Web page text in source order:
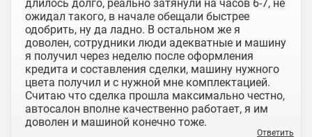
длилось долго, реально затянули на часов 6-7, не
ожидал такого, в начале обещали быстрее
одобрить, ну да ладно. В остальном же я
доволен, сотрудники люди адекватные и машину
я получил через неделю после оформления
кредита и составления сделки, машину нужного
цвета получил и с нужной мне комплектацией.
Считаю что сделка прошла максимально честно,
автосалон вполне качественно работает, я им
доволен и машиной конечно тоже.
Ответить